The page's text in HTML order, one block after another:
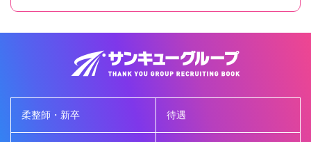
柔整師・新卒 待遇